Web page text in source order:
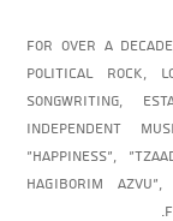
For over a
political rock,
songwriting,
independent
“Happiness”,
HaGiborim